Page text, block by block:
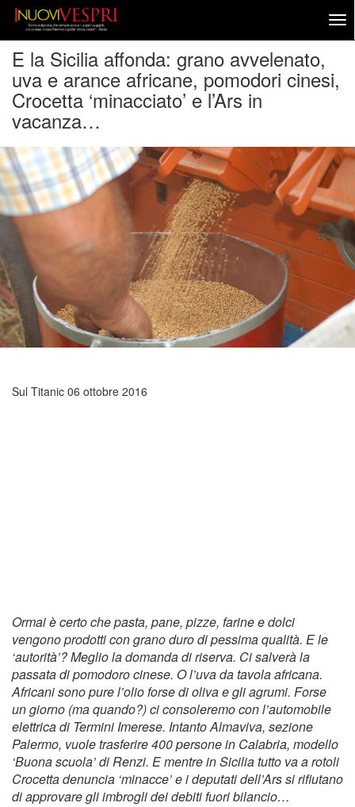
E la Sicilia affonda: grano avvelenato,
uva e arance africane, pomodori cinesi,
Crocetta ‘minacciato’ e l’Ars in
vacanza…
Sul Titanic 06 ottobre 2016
Ormai è certo che pasta, pane, pizze, farine e dolci
vengono prodotti con grano duro di pessima qualità. E le
‘autorità’? Meglio la domanda di riserva. Ci salverà la
passata di pomodoro cinese. O l’uva da tavola africana.
Africani sono pure l’olio forse di oliva e gli agrumi. Forse
un giorno (ma quando?) ci consoleremo con l’automobile
elettrica di Termini Imerese. Intanto Almaviva, sezione
Palermo, vuole trasferire 400 persone in Calabria, modello
‘Buona scuola’ di Renzi. E mentre in Sicilia tutto va a rotoli
Crocetta denuncia ‘minacce’ e i deputati dell’Ars si rifiutano
di approvare gli imbrogli dei debiti fuori bilancio…